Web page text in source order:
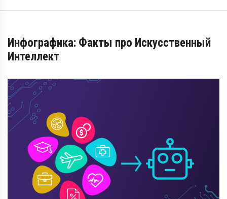
Инфографика: Факты про Искусственный
Интеллект